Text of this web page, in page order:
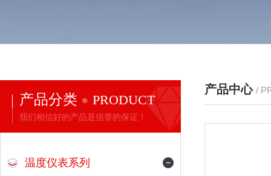
产品分类 PRODUCT
我们相信好的产品是信誉的保证！
温度仪表系列
产品中心 /